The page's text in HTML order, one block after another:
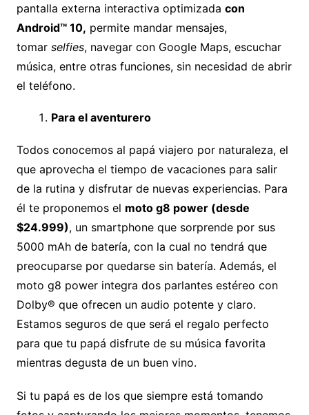
pantalla externa interactiva optimizada con
Android™ 10, permite mandar mensajes,
tomar selfies, navegar con Google Maps, escuchar
música, entre otras funciones, sin necesidad de abrir
el teléfono.
Para el aventurero
Todos conocemos al papá viajero por naturaleza, el
que aprovecha el tiempo de vacaciones para salir
de la rutina y disfrutar de nuevas experiencias. Para
él te proponemos el moto g8 power (desde
$24.999), un smartphone que sorprende por sus
5000 mAh de batería, con la cual no tendrá que
preocuparse por quedarse sin batería. Además, el
moto g8 power integra dos parlantes estéreo con
Dolby® que ofrecen un audio potente y claro.
Estamos seguros de que será el regalo perfecto
para que tu papá disfrute de su música favorita
mientras degusta de un buen vino.
Si tu papá es de los que siempre está tomando